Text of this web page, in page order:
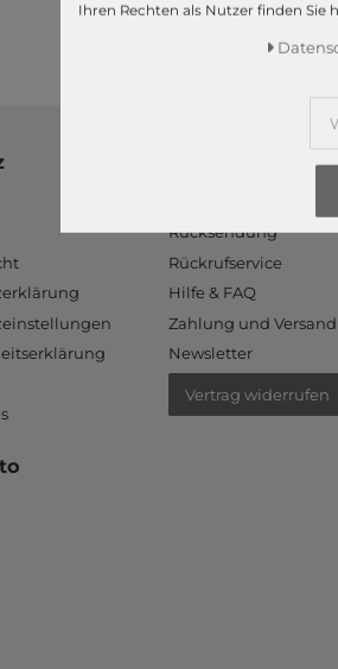
Rücksendung
Rückrufservice
Hilfe & FAQ
Zahlung und Versand
Newsletter
Vertrag widerrufen
Ihren Rechten als Nutzer finden Sie